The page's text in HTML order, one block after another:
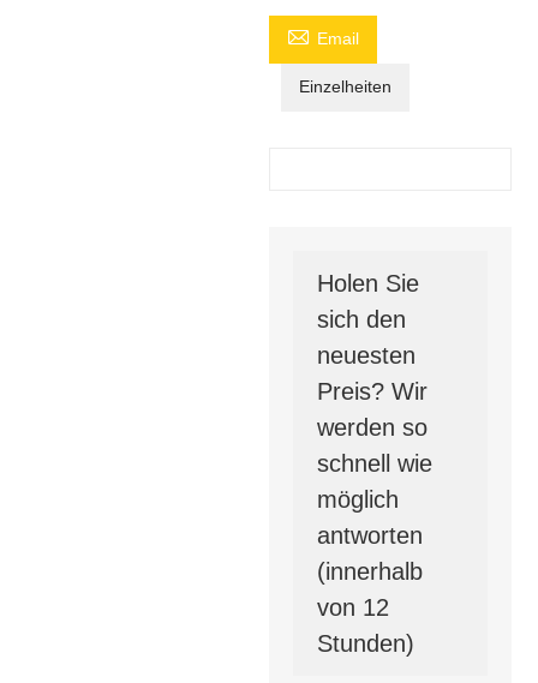
 Email
Einzelheiten
Holen Sie
sich den
neuesten
Preis? Wir
werden so
schnell wie
möglich
antworten
(innerhalb
von 12
Stunden)